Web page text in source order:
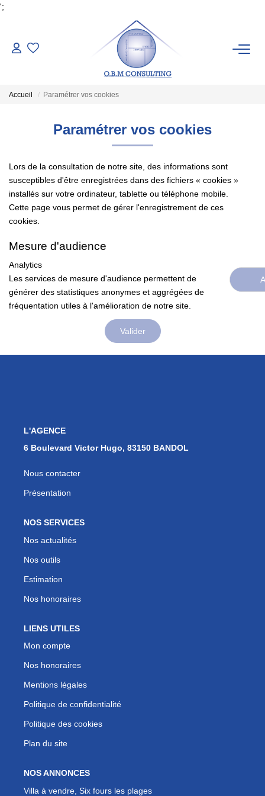
';
LES BIENS
Pré-Estimation
SYNDIC
Nos Actualités
Contact
EXTRANET
Accueil Paramétrer vos cookies
Paramétrer vos cookies
Lors de la consultation de notre site, des informations sont
susceptibles d'être enregistrées dans des fichiers « cookies »
installés sur votre ordinateur, tablette ou téléphone mobile.
Cette page vous permet de gérer l'enregistrement de ces
cookies.
Mesure d'audience
Analytics
Les services de mesure d'audience permettent de
générer des statistiques anonymes et aggrégées de
fréquentation utiles à l'amélioration de notre site.
Valider
L'AGENCE
6 Boulevard Victor Hugo, 83150 BANDOL
Nous contacter
Présentation
NOS SERVICES
Nos actualités
Nos outils
Estimation
Nos honoraires
LIENS UTILES
Mon compte
Nos honoraires
Mentions légales
Politique de confidentialité
Politique des cookies
Plan du site
NOS ANNONCES
Villa à vendre, Six fours les plages